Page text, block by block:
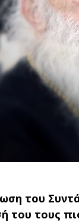
του
του τους